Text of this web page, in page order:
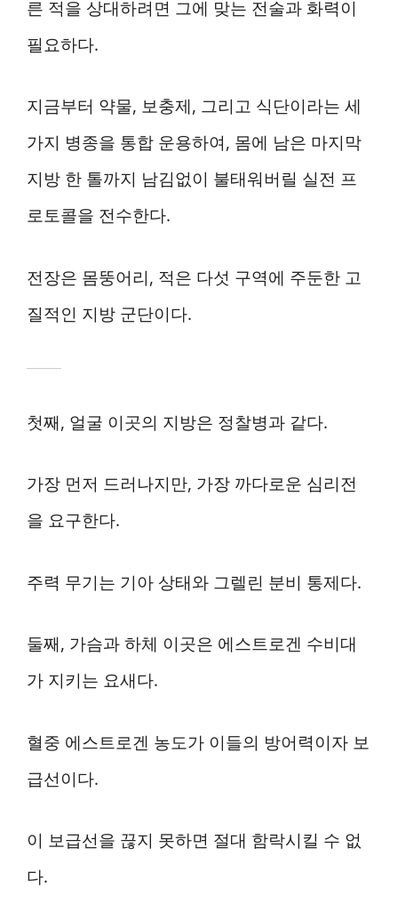
른 적을 상대하려면 그에 맞는 전술과 화력이
필요하다.
지금부터 약물, 보충제, 그리고 식단이라는 세
가지 병종을 통합 운용하여, 몸에 남은 마지막
지방 한 톨까지 남김없이 불태워버릴 실전 프
로토콜을 전수한다.
전장은 몸뚱어리, 적은 다섯 구역에 주둔한 고
질적인 지방 군단이다.
첫째, 얼굴 이곳의 지방은 정찰병과 같다.
가장 먼저 드러나지만, 가장 까다로운 심리전
을 요구한다.
주력 무기는 기아 상태와 그렐린 분비 통제다.
둘째, 가슴과 하체 이곳은 에스트로겐 수비대
가 지키는 요새다.
혈중 에스트로겐 농도가 이들의 방어력이자 보
급선이다.
이 보급선을 끊지 못하면 절대 함락시킬 수 없
다.